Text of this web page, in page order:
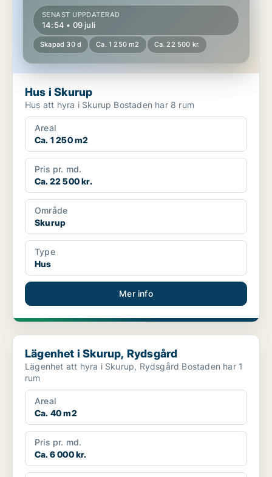
SENAST UPPDATERAD
14:54 • 09 juli
Skapad 30 d Ca. 1 250 m2 Ca. 22 500 kr.
Hus i Skurup
Hus att hyra i Skurup Bostaden har 8 rum
Areal
Ca. 1 250 m2
Pris pr. md.
Ca. 22 500 kr.
Område
Skurup
Type
Hus
Mer info
Lägenhet i Skurup, Rydsgård
Lägenhet i Skurup, Rydsgård
Lägenhet att hyra i Skurup, Rydsgård Bostaden har 1
rum
Areal
Ca. 40 m2
Pris pr. md.
Ca. 6 000 kr.